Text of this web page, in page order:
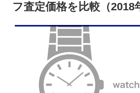
フ査定価格を比較（2018